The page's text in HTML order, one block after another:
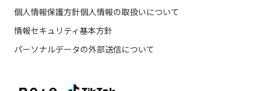
個人情報保護方針個人情報の取扱いについて
情報セキュリティ基本方針
パーソナルデータの外部送信について